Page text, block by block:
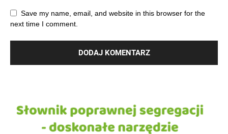
Save my name, email, and website in this browser for the
next time I comment.